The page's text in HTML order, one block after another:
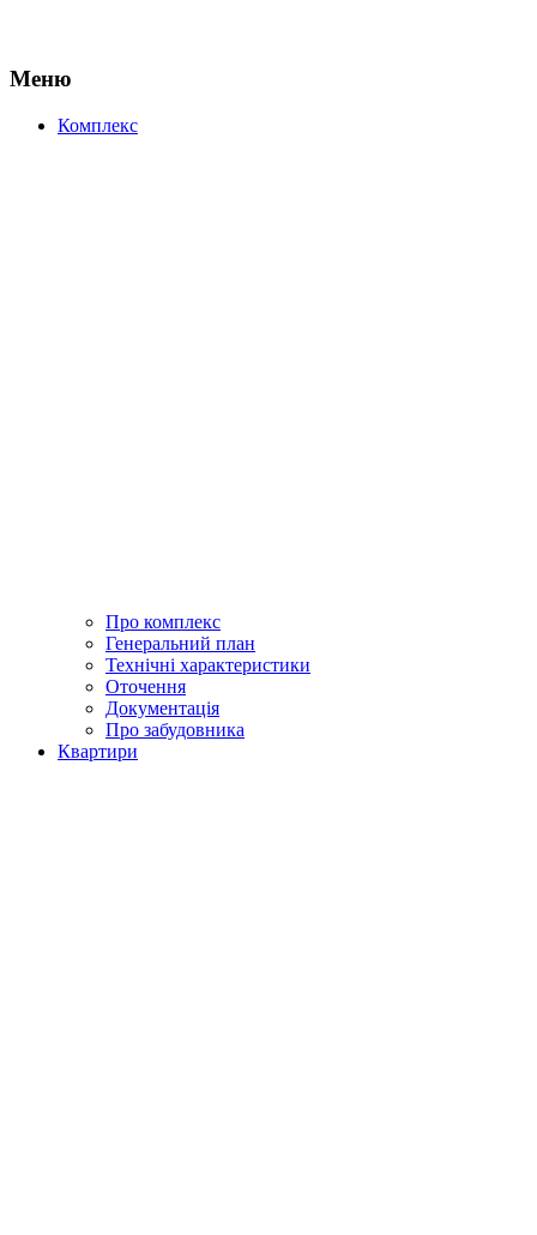
Меню
Комплекс
Про комплекс
Генеральний план
Технічні характеристики
Оточення
Документація
Про забудовника
Квартири